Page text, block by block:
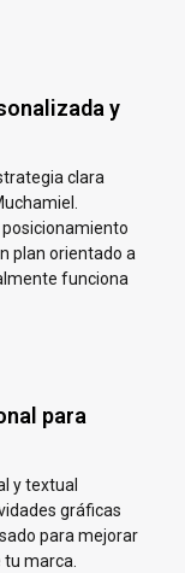
y
clara
plan orientado a
funciona
para
y textual
gráficas
para mejorar
marca.